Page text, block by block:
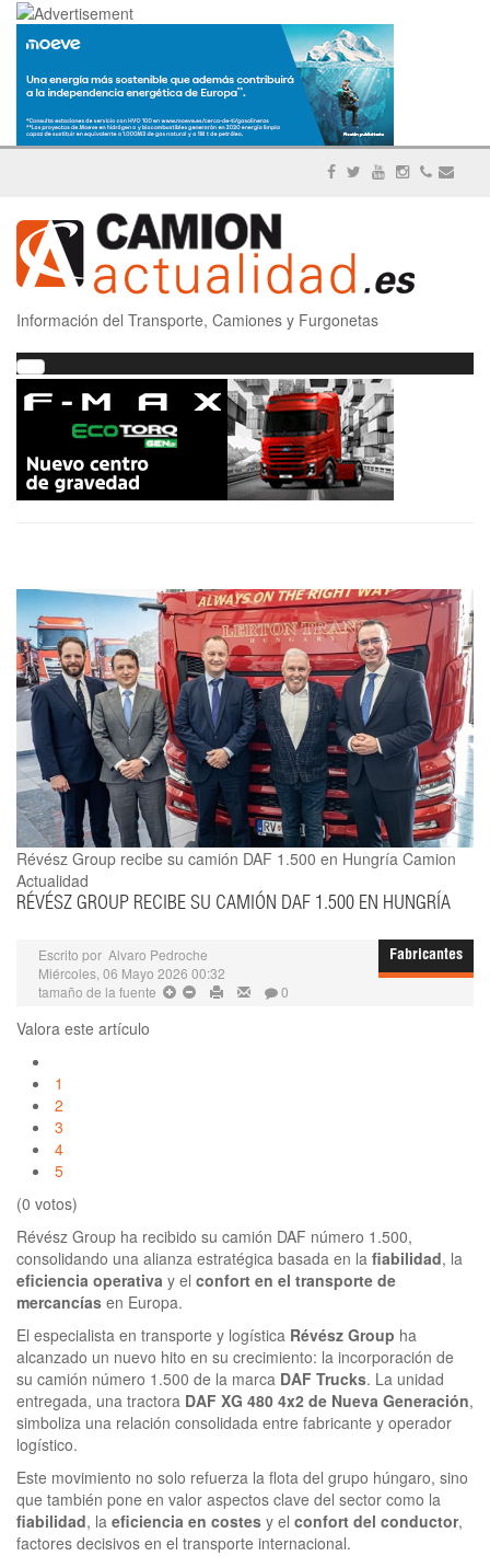
Información del Transporte, Camiones y Furgonetas
Révész Group recibe su camión DAF 1.500 en Hungría Camion
Actualidad
RÉVÉSZ GROUP RECIBE SU CAMIÓN DAF 1.500 EN HUNGRÍA
Fabricantes
Escrito por Alvaro Pedroche
Miércoles, 06 Mayo 2026 00:32
tamaño de la fuente
0
Valora este artículo
1
2
3
4
5
(0 votos)
Révész Group ha recibido su camión DAF número 1.500,
consolidando una alianza estratégica basada en la fiabilidad, la
eficiencia operativa y el confort en el transporte de
mercancías en Europa.
El especialista en transporte y logística Révész Group ha
alcanzado un nuevo hito en su crecimiento: la incorporación de
su camión número 1.500 de la marca DAF Trucks. La unidad
entregada, una tractora DAF XG 480 4x2 de Nueva Generación,
simboliza una relación consolidada entre fabricante y operador
logístico.
Este movimiento no solo refuerza la flota del grupo húngaro, sino
que también pone en valor aspectos clave del sector como la
fiabilidad, la eficiencia en costes y el confort del conductor,
factores decisivos en el transporte internacional.